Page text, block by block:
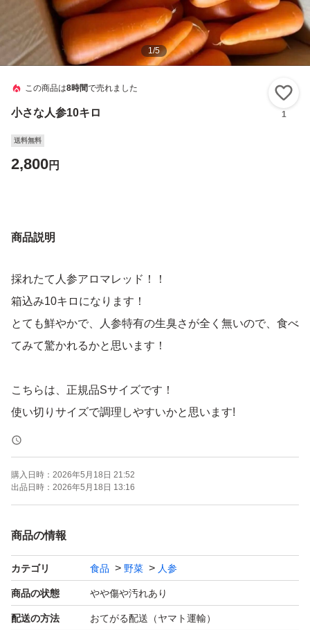
1/5
この商品は8時間で売れました
小さな人参10キロ 1
送料無料
2,800円
商品説明
採れたて人参アロマレッド！！
箱込み10キロになります！
とても鮮やかで、人参特有の生臭さが全く無いので、食べ
てみて驚かれるかと思います！
こちらは、正規品Sサイズです！
使い切りサイズで調理しやすいかと思います!
購入日時： 2026年5月18日 21:52
出品日時： 2026年5月18日 13:16
商品の情報
カテゴリ 食品 野菜 人参
商品の状態 やや傷や汚れあり
配送の方法 おてがる配送（ヤマト運輸）